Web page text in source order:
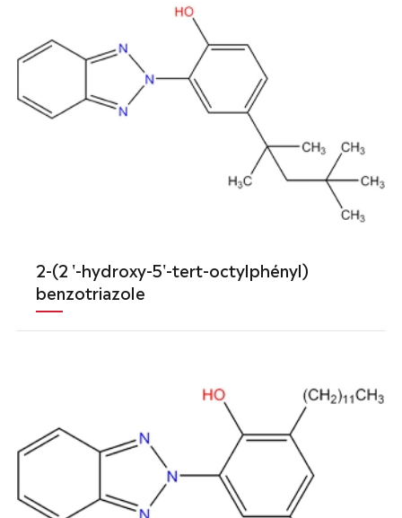
2-(2 '-hydroxy-5'-tert-octylphényl)
benzotriazole